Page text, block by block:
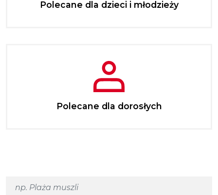
Polecane dla dzieci i młodzieży
Polecane dla dorosłych